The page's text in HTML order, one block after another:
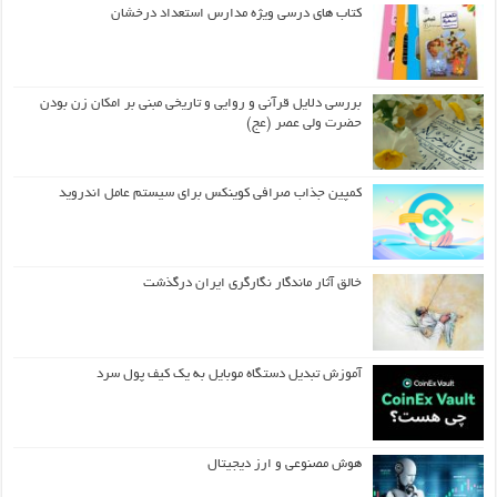
کتاب های درسی ویژه مدارس استعداد درخشان
بررسی دلایل قرآنی و روایی و تاریخی مبنی بر امکان زن بودن
حضرت ولی عصر (عج)
کمپین جذاب صرافی کوینکس برای سیستم عامل اندروید
خالق آثار ماندگار نگارگری ایران درگذشت
آموزش تبدیل دستگاه موبایل به یک کیف‌ پول سرد
هوش مصنوعی و ارز دیجیتال